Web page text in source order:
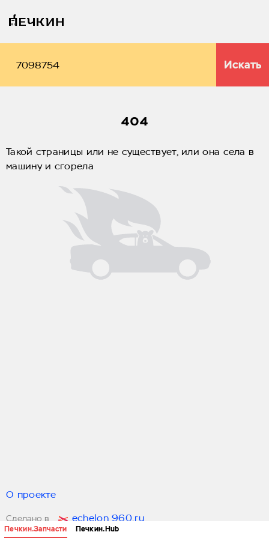
Печкин.Запчасти Печкин.Hub
Искать
404
Такой страницы или не существует, или она села в
машину и сгорела
О проекте
Сделано в echelon 960.ru